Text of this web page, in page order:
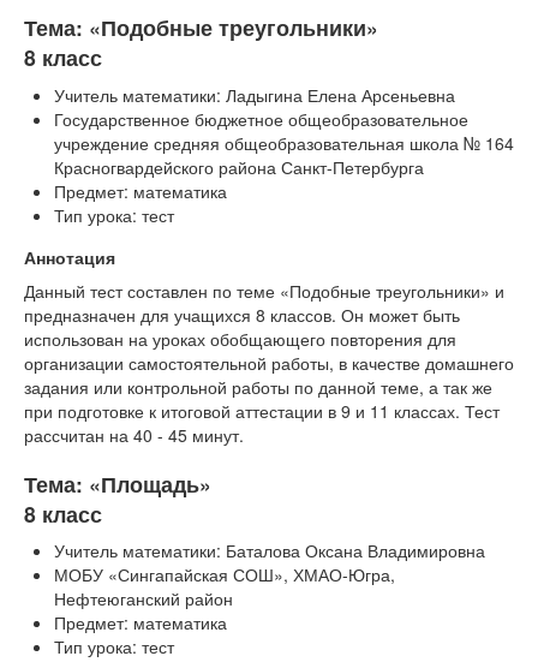
Тема: «Подобные треугольники»
8 класс
Учитель математики: Ладыгина Елена Арсеньевна
Государственное бюджетное общеобразовательное
учреждение средняя общеобразовательная школа № 164
Красногвардейского района Санкт-Петербурга
Предмет: математика
Тип урока: тест
Аннотация
Данный тест составлен по теме «Подобные треугольники» и
предназначен для учащихся 8 классов. Он может быть
использован на уроках обобщающего повторения для
организации самостоятельной работы, в качестве домашнего
задания или контрольной работы по данной теме, а так же
при подготовке к итоговой аттестации в 9 и 11 классах. Тест
рассчитан на 40 - 45 минут.
Тема: «Площадь»
8 класс
Учитель математики: Баталова Оксана Владимировна
МОБУ «Сингапайская СОШ», ХМАО-Югра,
Нефтеюганский район
Предмет: математика
Тип урока: тест